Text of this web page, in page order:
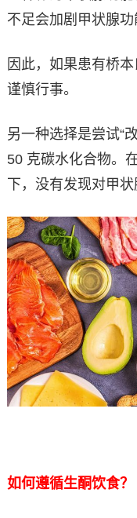
不足会加剧甲状腺功
因此，如果患有桥
谨慎行事。
另一种选择是尝试“
50 克碳水化合物。
下，没有发现对甲状
如何遵循生酮饮食？